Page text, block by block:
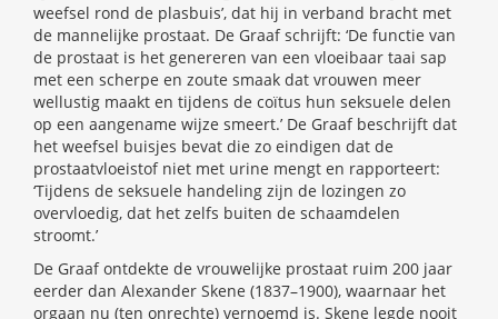
weefsel rond de plasbuis’, dat hij in verband bracht met
de mannelijke prostaat. De Graaf schrijft: ‘De functie van
de prostaat is het genereren van een vloeibaar taai sap
met een scherpe en zoute smaak dat vrouwen meer
wellustig maakt en tijdens de coïtus hun seksuele delen
op een aangename wijze smeert.’ De Graaf beschrijft dat
het weefsel buisjes bevat die zo eindigen dat de
prostaatvloeistof niet met urine mengt en rapporteert:
‘Tijdens de seksuele handeling zijn de lozingen zo
overvloedig, dat het zelfs buiten de schaamdelen
stroomt.’
De Graaf ontdekte de vrouwelijke prostaat ruim 200 jaar
eerder dan Alexander Skene (1837–1900), waarnaar het
orgaan nu (ten onrechte) vernoemd is. Skene legde nooit